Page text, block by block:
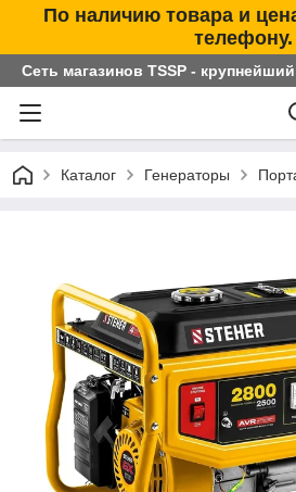
По наличию товара и
телефону.
Сеть магазинов TSSP -
Каталог Генераторы